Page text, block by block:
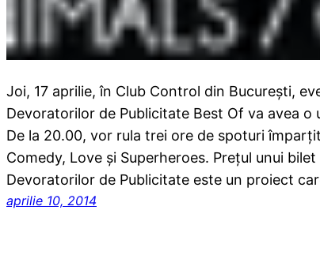
Joi, 17 aprilie, în Club Control din București,
Devoratorilor de Publicitate Best Of va avea o
De la 20.00, vor rula trei ore de spoturi
Comedy, Love şi Superheroes. Preţul unui
Devoratorilor de Publicitate este un proiect
aprilie 10, 2014